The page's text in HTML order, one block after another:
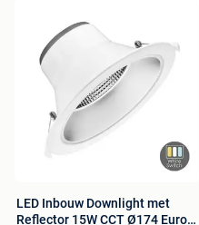
LED Inbouw Downlight met
Reflector 15W CCT Ø174 Euro